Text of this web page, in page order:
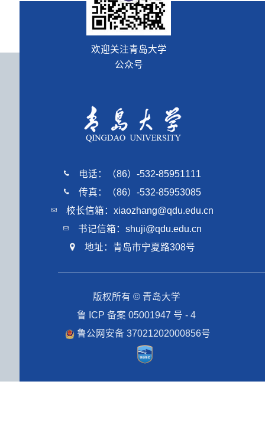
欢迎关注青岛大学
公众号
电话：（86）-532-85951111
传真：（86）-532-85953085
校长信箱：xiaozhang@qdu.edu.cn
书记信箱：shuji@qdu.edu.cn
地址：青岛市宁夏路308号
版权所有 © 青岛大学
鲁 ICP 备案 05001947 号 - 4
鲁公网安备 37021202000856号